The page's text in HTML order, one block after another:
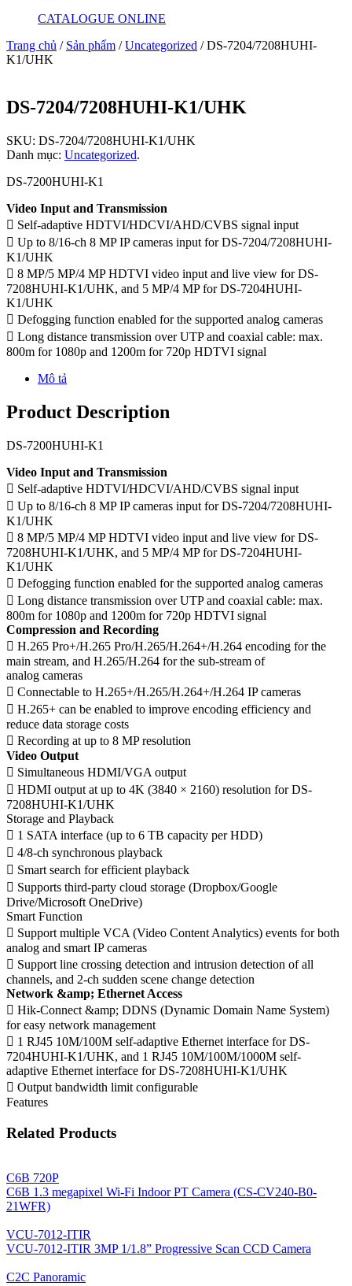
CATALOGUE ONLINE
Trang chủ / Sản phẩm /Uncategorized / DS-7204/7208HUHI-
K1/UHK
DS-7204/7208HUHI-K1/UHK
SKU: DS-7204/7208HUHI-K1/UHK
Danh mục: Uncategorized.
DS-7200HUHI-K1
Video Input and Transmission
 Self-adaptive HDTVI/HDCVI/AHD/CVBS signal input
 Up to 8/16-ch 8 MP IP cameras input for DS-7204/7208HUHI-
K1/UHK
 8 MP/5 MP/4 MP HDTVI video input and live view for DS-
7208HUHI-K1/UHK, and 5 MP/4 MP for DS-7204HUHI-
K1/UHK
 Defogging function enabled for the supported analog cameras
 Long distance transmission over UTP and coaxial cable: max.
800m for 1080p and 1200m for 720p HDTVI signal
Mô tả
Product Description
DS-7200HUHI-K1
Video Input and Transmission
 Self-adaptive HDTVI/HDCVI/AHD/CVBS signal input
 Up to 8/16-ch 8 MP IP cameras input for DS-7204/7208HUHI-
K1/UHK
 8 MP/5 MP/4 MP HDTVI video input and live view for DS-
7208HUHI-K1/UHK, and 5 MP/4 MP for DS-7204HUHI-
K1/UHK
 Defogging function enabled for the supported analog cameras
 Long distance transmission over UTP and coaxial cable: max.
800m for 1080p and 1200m for 720p HDTVI signal
Compression and Recording
 H.265 Pro+/H.265 Pro/H.265/H.264+/H.264 encoding for the
main stream, and H.265/H.264 for the sub-stream of
analog cameras
 Connectable to H.265+/H.265/H.264+/H.264 IP cameras
 H.265+ can be enabled to improve encoding efficiency and
reduce data storage costs
 Recording at up to 8 MP resolution
Video Output
 Simultaneous HDMI/VGA output
 HDMI output at up to 4K (3840 × 2160) resolution for DS-
7208HUHI-K1/UHK
Storage and Playback
 1 SATA interface (up to 6 TB capacity per HDD)
 4/8-ch synchronous playback
 Smart search for efficient playback
 Supports third-party cloud storage (Dropbox/Google
Drive/Microsoft OneDrive)
Smart Function
 Support multiple VCA (Video Content Analytics) events for both
analog and smart IP cameras
 Support line crossing detection and intrusion detection of all
channels, and 2-ch sudden scene change detection
Network &amp; Ethernet Access
 Hik-Connect &amp; DDNS (Dynamic Domain Name System)
for easy network management
 1 RJ45 10M/100M self-adaptive Ethernet interface for DS-
7204HUHI-K1/UHK, and 1 RJ45 10M/100M/1000M self-
adaptive Ethernet interface for DS-7208HUHI-K1/UHK
 Output bandwidth limit configurable
Features
Related Products
C6B 720P
C6B 1.3 megapixel Wi-Fi Indoor PT Camera (CS-CV240-B0-
21WFR)
VCU-7012-ITIR
VCU-7012-ITIR 3MP 1/1.8” Progressive Scan CCD Camera
C2C Panoramic